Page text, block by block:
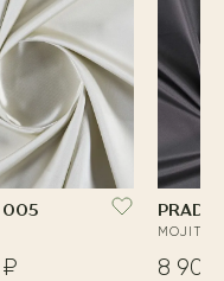
005
MOJITO
8 900